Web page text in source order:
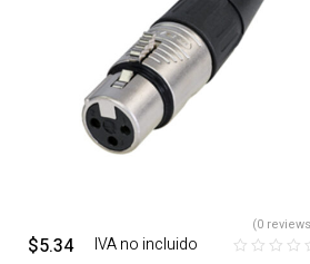
$5.34 ‎ ‎ ‎ IVA no incluido
(0